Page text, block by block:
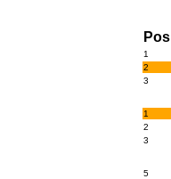
Pos
1
2
3
1
2
3
5